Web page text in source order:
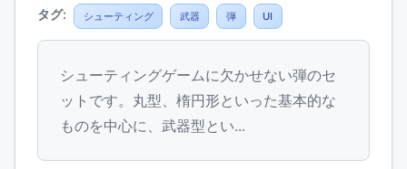
タグ: シューティング 武器 弾 UI
シューティングゲームに欠かせない弾のセ
ットです。丸型、楕円形といった基本的な
ものを中心に、武器型とい...